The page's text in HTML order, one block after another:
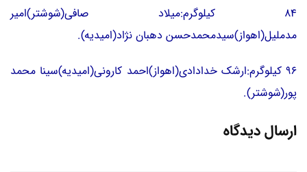
84 کیلوگرم:میلاد صافی(شوشتر)امیر
مدملیل(اهواز)سیدمحمدحسن دهبان نژاد(امیدیه).
96 کیلوگرم:ارشک خدادادی(اهواز)احمد کارونی(امیدیه)سینا محمد
پور(شوشتر).
ارسال دیدگاه